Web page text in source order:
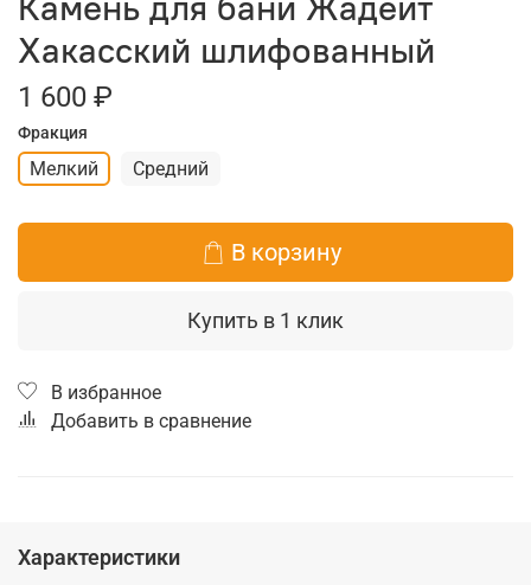
Хакасский шлифованный
1 600 ₽
Фракция
Мелкий Средний
В корзину
Купить в 1 клик
В избранное
Добавить в сравнение
Характеристики